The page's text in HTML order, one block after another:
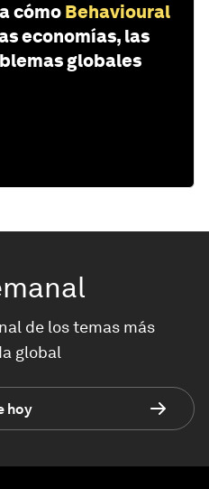
cómo Behavioural
economías, las
globales
de los temas más
global
hoy